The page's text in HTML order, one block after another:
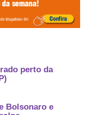
perto da
Bolsonaro e